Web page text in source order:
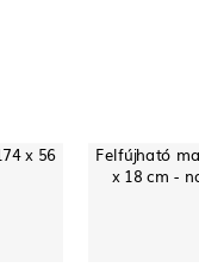
x 56
Felfújható
x 18 cm -